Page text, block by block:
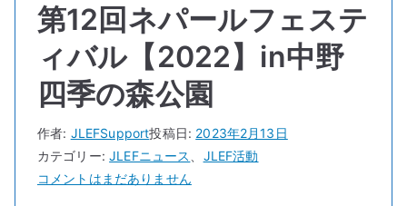
第12回ネパールフェステ
ィバル【2022】in中野
四季の森公園
作者: JLEFSupport投稿日: 2023年2月13日
カテゴリー:JLEFニュース
JLEF活動
第
コメントはまだありません